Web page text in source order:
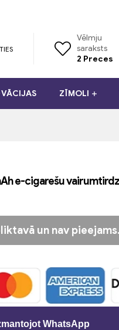
Vēlmju
saraksts
2 Preces
ZĪMOLI
e-cigarešu
un nav pieejams.
WhatsApp